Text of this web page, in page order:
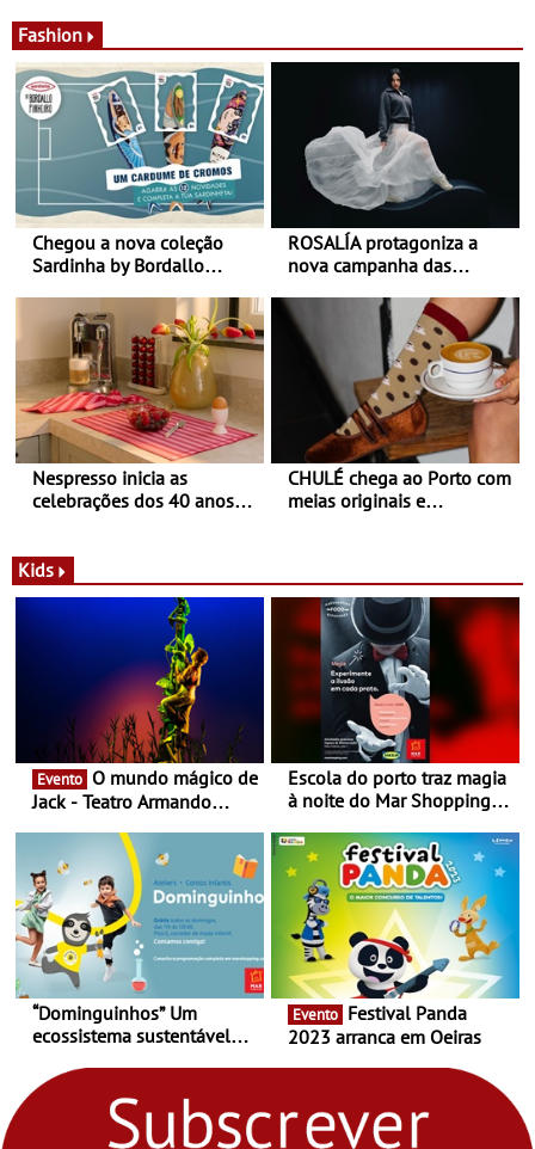
Fashion
Chegou a nova coleção
Sardinha by Bordallo
ROSALÍA protagoniza a
nova campanha das
Balance
Nespresso inicia as
celebrações dos 40 anos
Novas - Edição limitada
Nespresso x Torres Novas
CHULÉ chega ao Porto com
meias originais e
Shopping
Kids
Evento
Jack - Teatro Armando
Escola do porto traz magia
à noite do Mar Shopping
29 de abril, às 21h00
“Dominguinhos” Um
ecossistema sustentável
fores - Atelier de Educação
Ambiental nos
“Dominguinhos” de 23 de
Evento
2023 arranca em Oeiras